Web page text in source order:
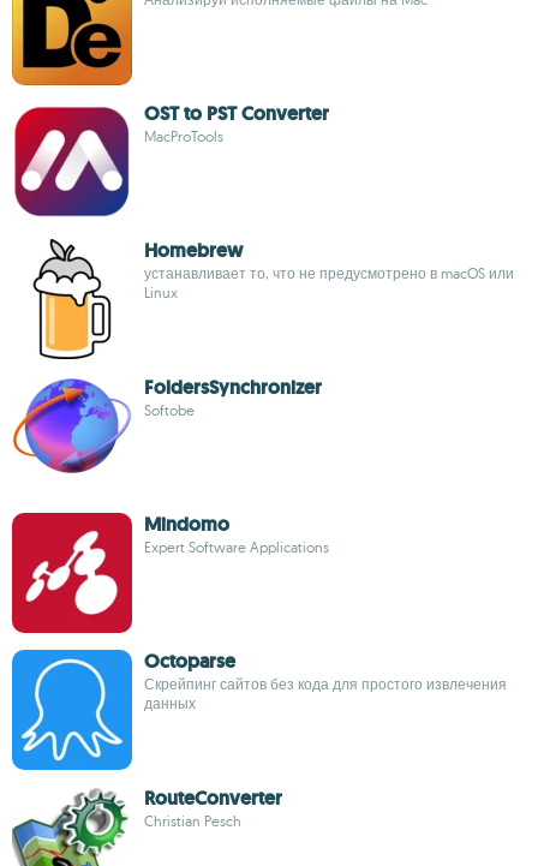
OST to PST Converter
MacProTools
Homebrew
устанавливает то, что не предусмотрено в macOS или
Linux
FoldersSynchronizer
Softobe
Mindomo
Expert Software Applications
Octoparse
Скрейпинг сайтов без кода для простого извлечения
данных
RouteConverter
Christian Pesch